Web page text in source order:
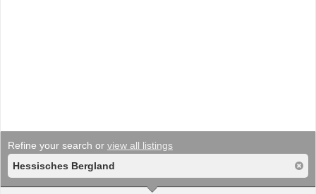
Refine your search or view all listings
Hessisches Bergland